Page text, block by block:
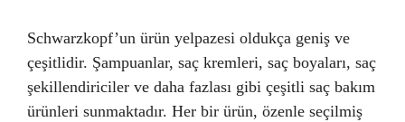
Schwarzkopf’un ürün yelpazesi oldukça geniş ve
çeşitlidir. Şampuanlar, saç kremleri, saç boyaları, saç
şekillendiriciler ve daha fazlası gibi çeşitli saç bakım
ürünleri sunmaktadır. Her bir ürün, özenle seçilmiş